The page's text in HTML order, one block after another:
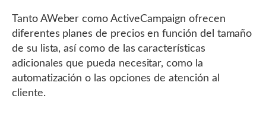
Tanto AWeber como ActiveCampaign ofrecen
diferentes planes de precios en función del tamaño
de su lista, así como de las características
adicionales que pueda necesitar, como la
automatización o las opciones de atención al
cliente.